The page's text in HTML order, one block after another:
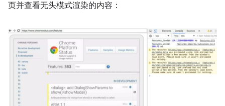
页并查看无头模式渲染的内容：